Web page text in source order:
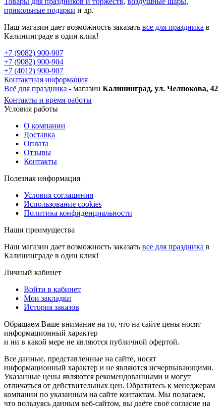
прикольные подарки и др.
Наш магазин дает возможность заказать все для праздника в
Калининграде в один клик!
+7 (9082) 900-907
+7 (9082) 900-904
+7 (4012) 900-907
Контактная информация
Всё для праздника - магазин Калининград, ул. Челнокова, 42
Контакты и время работы
Условия работы
О компании
Доставка
Оплата
Отзывы
Контакты
Полезная информация
Условия соглашения
Использование cookies
Политика конфиденциальности
Наши преимущества
Наш магазин дает возможность заказать все для праздника в
Калининграде в один клик!
Личный кабинет
Войти в кабинет
Мои закладки
История заказов
Обращаем Ваше внимание на то, что на сайте цены носят
информационный характер
и ни в какой мере не являются публичной офертой.
Все данные, представленные на сайте, носят
информационный характер и не являются исчерпывающими.
Указанные цены являются рекомендованными и могут
отличаться от действительных цен. Обратитесь к менеджерам
компании по указанным на сайте контактам. Мы полагаем,
что пользуясь данным веб-сайтом, вы даёте своё согласие на